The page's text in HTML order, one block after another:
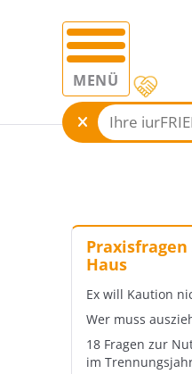
MENÜ
Haus
Ex will Kaution
Wer muss
18 Fragen zur
im